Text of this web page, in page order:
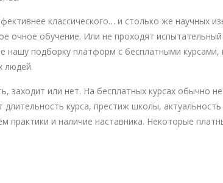
классического… и столько же научных
очное обучение. Или не проходят
нашу подборку платформ с бесплатными курсами,
людей.
заходит или нет. На бесплатных курсах обычно
курса, престиж школы,
и наличие наставника. Некоторые